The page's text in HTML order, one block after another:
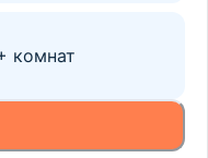
комнат